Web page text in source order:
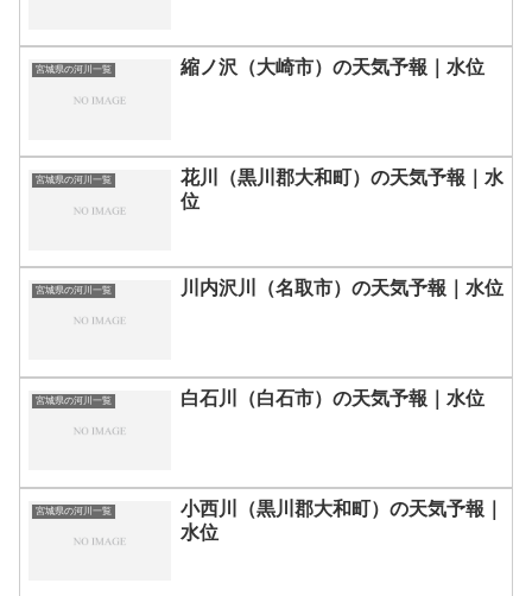
宮城県の河川一覧 縮ノ沢（大崎市）の天気予報｜水位
宮城県の河川一覧
花川（黒川郡大和町）の天気予報｜水
位
宮城県の河川一覧 川内沢川（名取市）の天気予報｜水位
宮城県の河川一覧 白石川（白石市）の天気予報｜水位
宮城県の河川一覧
小西川（黒川郡大和町）の天気予報｜
水位